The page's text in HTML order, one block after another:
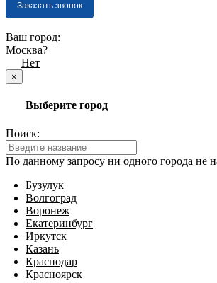
Заказать звонок
Ваш город:
Москва?
Нет
×
Выберите город
Поиск:
По данному запросу ни одного города не
Бузулук
Волгоград
Воронеж
Екатеринбург
Иркутск
Казань
Краснодар
Красноярск